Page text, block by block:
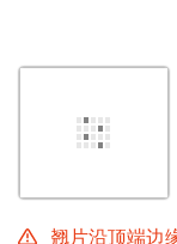
翘片沿顶端边